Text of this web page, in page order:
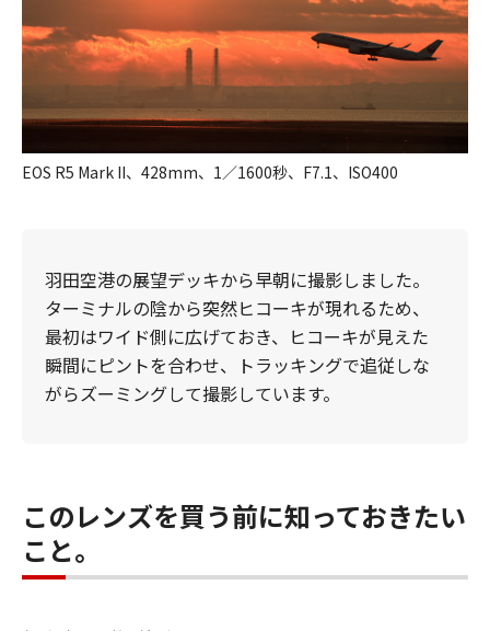
EOS R5 Mark II、428mm、1／1600秒、F7.1、ISO400
羽田空港の展望デッキから早朝に撮影しました。
ターミナルの陰から突然ヒコーキが現れるため、
最初はワイド側に広げておき、ヒコーキが見えた
瞬間にピントを合わせ、トラッキングで追従しな
がらズーミングして撮影しています。
このレンズを買う前に知っておきたい
こと。